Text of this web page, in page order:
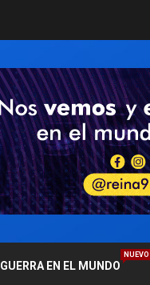
GUERRA EN EL MUNDO
NUEVO